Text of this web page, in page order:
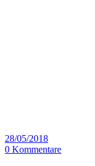
28/05/2018
0 Kommentare